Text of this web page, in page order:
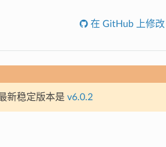
在 GitHub 上修改
新稳定版本是 v6.0.2